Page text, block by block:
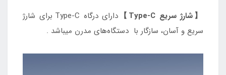
【شارژ سریع Type-C】
دارای درگاه Type-C برای شارژ
سریع و آسان، سازگار با دستگاه‌های مدرن میباشد .